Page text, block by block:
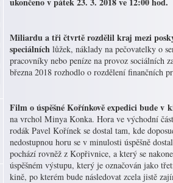
Miliardu a tři čtvrtě rozdělil kraj mezi
speciálních lůžek, náklady na pečovatelky o
pracovníky nebo peníze na provoz sociálních
března 2018 rozhodlo o rozdělení finančních
Film o úspěšné Kořínkově expedici bude
na vrchol Minya Konka. Hora ve východní
rodák Pavel Kořínek se dostal tam, kde
nedostupnou horu se v minulosti úspěšně
pochází rovněž z Kopřivnice, a který se
úspěšném výstupu, který je označován jako
kině, po kterém bude následovat zcela jistě